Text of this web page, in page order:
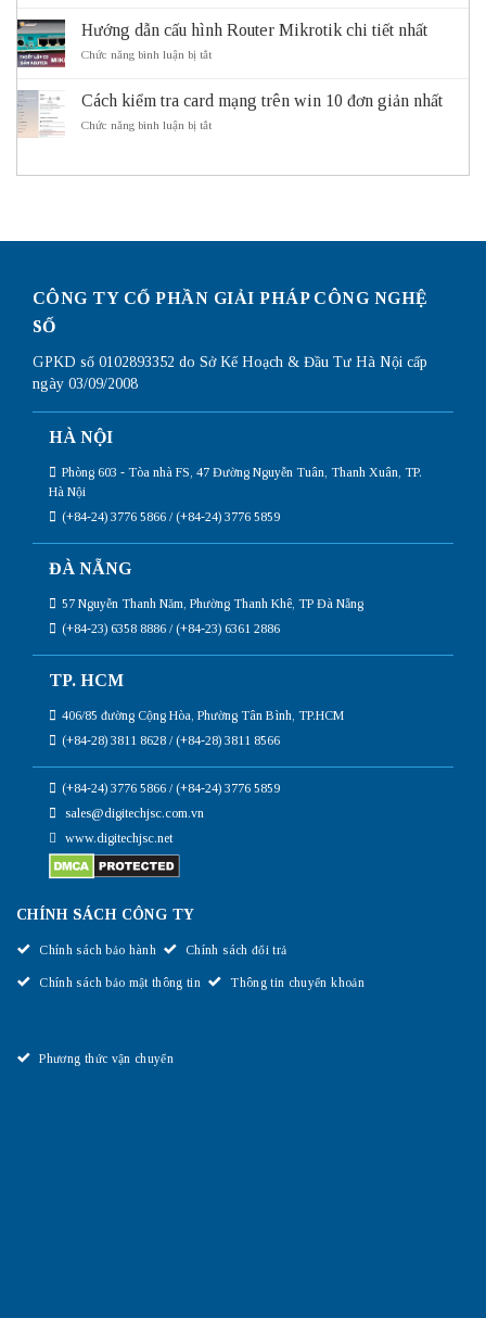
thống
thông
ITS
Mask
động
gì?
sử
dụng
Subnetting
Hướng dẫn cấu hình Router Mikrotik chi tiết nhất
Chức năng bình luận bị tắtở
cấu
Cách kiểm tra card mạng trên win 10 đơn giản nhất
Chức năng bình luận bị tắtở
tra
nhất
CÔNG TY CỔ PHẦN GIẢI PHÁP CÔNG NGHỆ
SỐ
GPKD số 0102893352 do Sở Kế Hoạch & Đầu Tư Hà Nội cấp
ngày 03/09/2008
HÀ NỘI
Phòng 603 - Tòa nhà FS, 47 Đường Nguyễn Tuân, Thanh Xuân, TP.
Hà Nội
(+84-24) 3776 5866 / (+84-24) 3776 5859
ĐÀ NẴNG
57 Nguyễn Thanh Năm, Phường Thanh Khê, TP Đà Nẵng
(+84-23) 6358 8886 / (+84-23) 6361 2886
TP. HCM
406/85 đường Cộng Hòa, Phường Tân Bình, TP.HCM
(+84-28) 3811 8628 / (+84-28) 3811 8566
(+84-24) 3776 5866 / (+84-24) 3776 5859
sales@digitechjsc.com.vn
www.digitechjsc.net
CHÍNH SÁCH CÔNG TY
Chính sách bảo hành Chính sách đổi trả
Chính sách bảo mật thông tin Thông tin chuyển khoản
Phương thức vận chuyển